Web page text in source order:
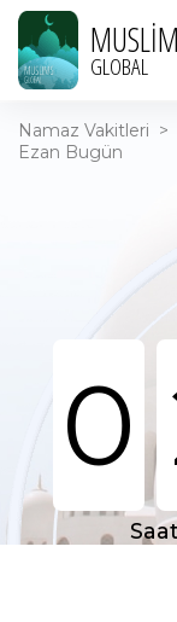
GLOBAL
Namaz Vakitleri >
Ezan Bugün
0
Saat